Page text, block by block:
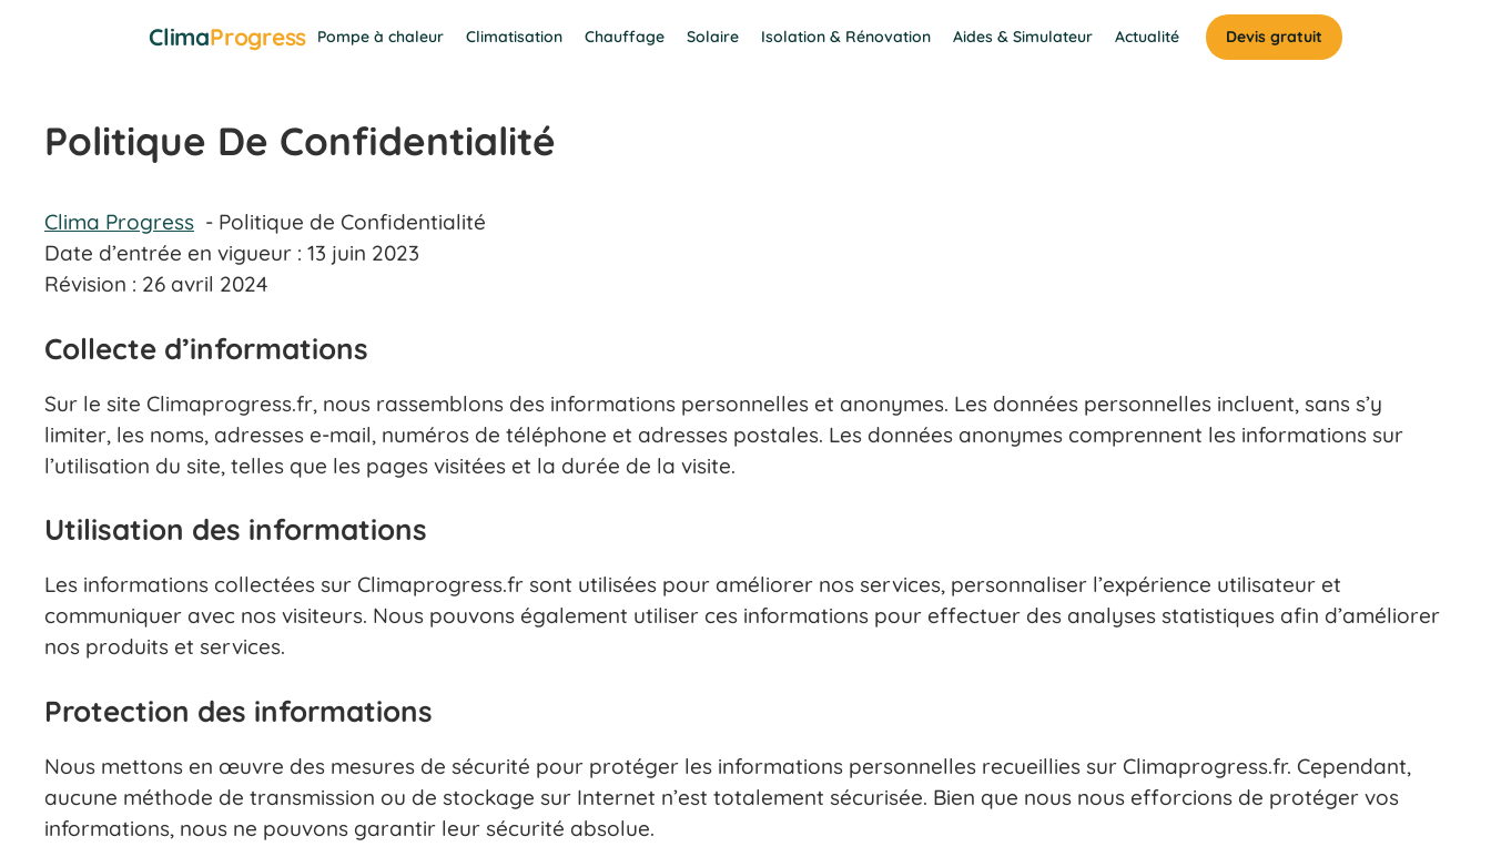
ClimaProgress Pompe à chaleur Climatisation Chauffage Solaire Isolation & Rénovation Aides & Simulateur Actualité Devis gratuit
Politique De Confidentialité
Clima Progress
Politique de Confidentialité
Date d’entrée en vigueur : 13 juin 2023
Révision : 26 avril 2024
Collecte d’informations
Sur le site Climaprogress.fr, nous rassemblons des informations personnelles et anonymes. Les données personnelles incluent, sans s’y
limiter, les noms, adresses e-mail, numéros de téléphone et adresses postales. Les données anonymes comprennent les informations sur
l’utilisation du site, telles que les pages visitées et la durée de la visite.
Utilisation des informations
Les informations collectées sur Climaprogress.fr sont utilisées pour améliorer nos services, personnaliser l’expérience utilisateur et
communiquer avec nos visiteurs. Nous pouvons également utiliser ces informations pour effectuer des analyses statistiques afin d’améliorer
nos produits et services.
Protection des informations
Nous mettons en œuvre des mesures de sécurité pour protéger les informations personnelles recueillies sur Climaprogress.fr. Cependant,
aucune méthode de transmission ou de stockage sur Internet n’est totalement sécurisée. Bien que nous nous efforcions de protéger vos
informations, nous ne pouvons garantir leur sécurité absolue.